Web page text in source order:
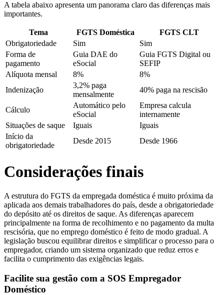
A tabela abaixo apresenta um panorama claro das diferenças mais
importantes.
Tema FGTS Doméstica
FGTS CLT
Obrigatoriedade
Sim
Sim
Forma de
pagamento
Guia DAE do
eSocial
Guia FGTS Digital ou
SEFIP
Alíquota mensal
8%
8%
Indenização
3,2% paga
mensalmente
40% paga na rescisão
Cálculo
Automático pelo
eSocial
Empresa calcula
internamente
Situações de saque
Iguais
Iguais
Início da
obrigatoriedade
Desde 2015 Desde 1966
Considerações finais
A estrutura do FGTS da empregada doméstica é muito próxima da
aplicada aos demais trabalhadores do país, desde a obrigatoriedade
do depósito até os direitos de saque. As diferenças aparecem
principalmente na forma de recolhimento e no pagamento da multa
rescisória, que no emprego doméstico é feito de modo gradual. A
legislação buscou equilibrar direitos e simplificar o processo para o
empregador, criando um sistema organizado que reduz erros e
facilita o cumprimento das exigências legais.
Facilite sua gestão com a SOS Empregador
Doméstico